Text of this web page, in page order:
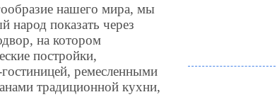
нашего мира, мы
показать через
на котором
постройки,
ремесленными
традиционной кухни,